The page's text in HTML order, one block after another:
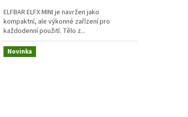
ELFBAR ELFX MINI je navržen jako
kompaktní, ale výkonné zařízení pro
každodenní použití. Tělo z...
Novinka